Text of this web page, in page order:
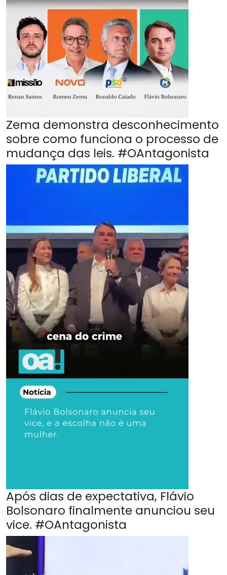
Zema demonstra desconhecimento
sobre como funciona o processo de
mudança das leis. #OAntagonista
Após dias de expectativa, Flávio
Bolsonaro finalmente anunciou seu
vice. #OAntagonista